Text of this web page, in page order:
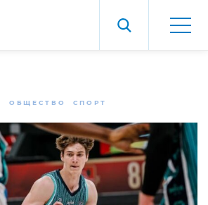
ОБЩЕСТВО СПОРТ